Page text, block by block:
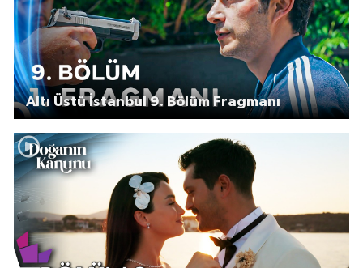
Altı Üstü İstanbul 9. Bölüm Fragmanı